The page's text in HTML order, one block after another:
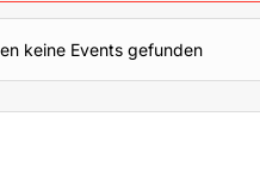
keine Events gefunden